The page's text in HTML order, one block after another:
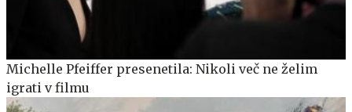
Michelle Pfeiffer presenetila: Nikoli več ne želim
igrati v filmu